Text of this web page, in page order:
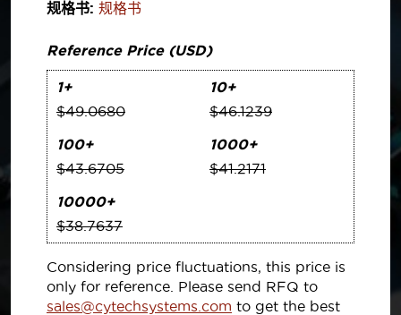
规格书: 规格书
Reference Price (USD)
1+
$49.0680
10+
$46.1239
100+
$43.6705
1000+
$41.2171
10000+
$38.7637
Considering price fluctuations, this price is
only for reference. Please send RFQ to
sales@cytechsystems.com to get the best